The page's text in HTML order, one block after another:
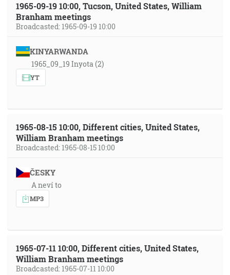
1965-09-19 10:00, Tucson, United States, William
Branham meetings
Broadcasted: 1965-09-19 10:00
KINYARWANDA
1965_09_19 Inyota (2)
YT
1965-08-15 10:00, Different cities, United States,
William Branham meetings
Broadcasted: 1965-08-15 10:00
ČESKY
A neví to
MP3
1965-07-11 10:00, Different cities, United States,
William Branham meetings
Broadcasted: 1965-07-11 10:00